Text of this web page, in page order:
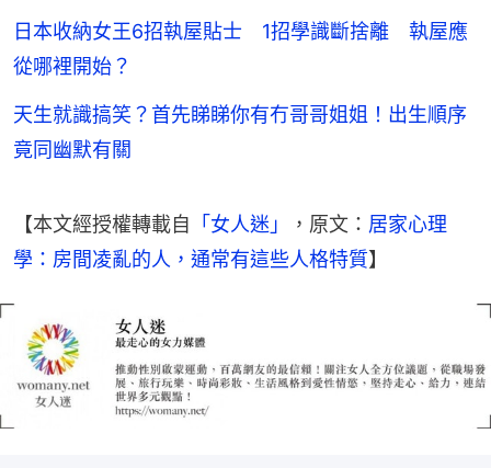
日本收納女王6招執屋貼士 1招學識斷捨離 執屋應
從哪裡開始？
天生就識搞笑？首先睇睇你有冇哥哥姐姐！出生順序
竟同幽默有關
【本文經授權轉載自 「女人迷」 ，原文： 居家心理
學：房間凌亂的人，通常有這些人格特質】